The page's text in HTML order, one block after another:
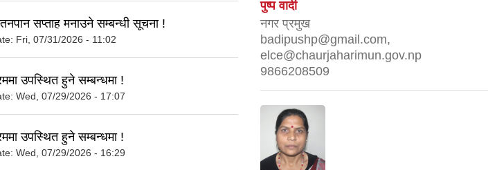
सप्ताह मनाउने सम्बन्धी सूचना !
Fri, 07/31/2026 - 11:02
उपस्थित हुने सम्बन्धमा !
Wed, 07/29/2026 - 17:07
उपस्थित हुने सम्बन्धमा !
Wed, 07/29/2026 - 16:29
पुष्प वादी
नगर प्रमुख
badipushp@gmail.com,
elce@chaurjaharimun.gov.np
9866208509